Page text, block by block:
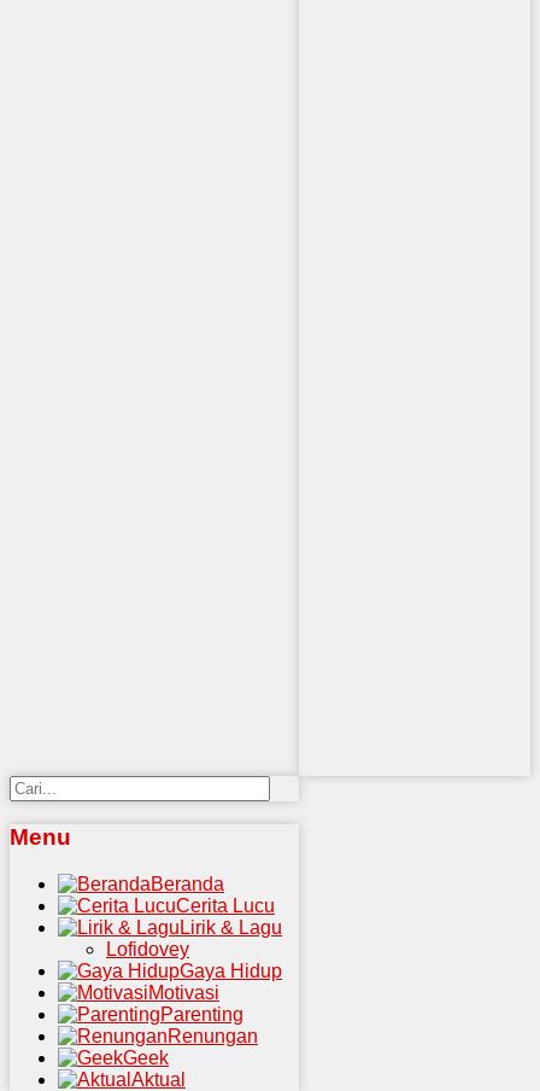
Menu
Beranda
Cerita Lucu
Lirik & Lagu
Lofidovey
Gaya Hidup
Motivasi
Parenting
Renungan
Geek
Aktual